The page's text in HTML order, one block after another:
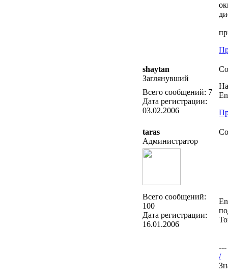
shaytan
Заглянувший
Всего сообщений: 7
Дата регистрации:
03.02.2006
taras
Администратор
Всего сообщений:
100
Дата регистрации:
16.01.2006
---
/